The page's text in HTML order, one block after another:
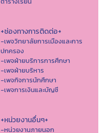
+ช่องทางการติดต่อ+
-เพจวิทยาลัยการเมืองและการ
ปกครอง
-เพจฝ่ายบริการการศึกษา
-เพจฝ่ายบริหาร
-เพจกิจการนักศึกษา
-เพจการเงินและบัญชี
+หน่วยงานอื่นๆ+
-หน่วยงานภายนอก